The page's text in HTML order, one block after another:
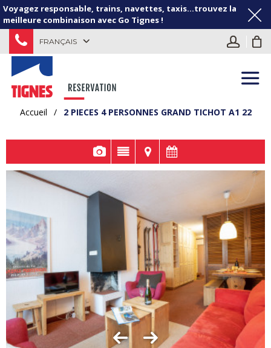
Voyagez responsable, trains, navettes, taxis...trouvez la
meilleure combinaison avec Go Tignes !
FRANÇAIS
Accueil / 2 PIECES 4 PERSONNES GRAND TICHOT A1 22